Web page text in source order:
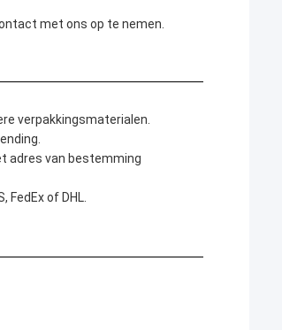
met ons op te nemen.
verpakkingsmaterialen.
adres van bestemming
of DHL.